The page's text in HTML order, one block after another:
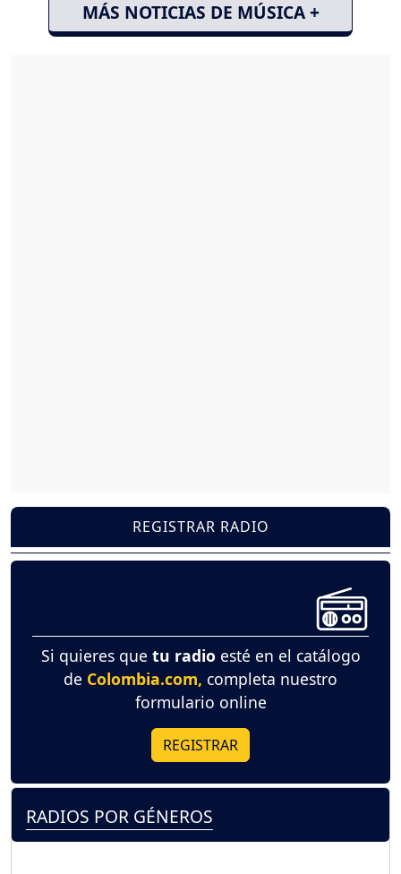
MÁS NOTICIAS DE MÚSICA +
REGISTRAR RADIO
Si quieres que tu radio esté en el catálogo
de Colombia.com, completa nuestro
formulario online
REGISTRAR
RADIOS POR GÉNEROS